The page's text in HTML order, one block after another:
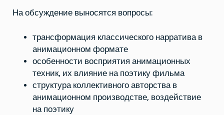
На обсуждение выносятся вопросы:
трансформация классического нарратива в
анимационном формате
особенности восприятия анимационных
техник, их влияние на поэтику фильма
структура коллективного авторства в
анимационном производстве, воздействие
на поэтику